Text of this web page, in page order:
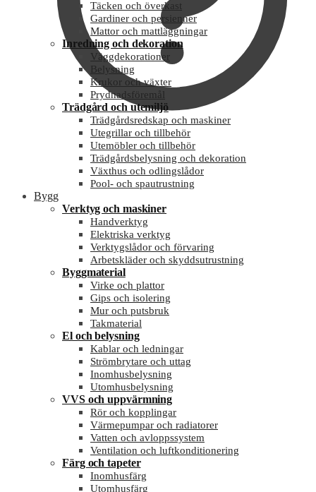
Täcken och överkast
Gardiner och persienner
Mattor och mattläggningar
Inredning och dekoration
Väggdekorationer
Belysning
Krukor och växter
Prydnadsföremål
Trädgård och utemiljö
Trädgårdsredskap och maskiner
Utegrillar och tillbehör
Utemöbler och tillbehör
Trädgårdsbelysning och dekoration
Växthus och odlingslådor
Pool- och spautrustning
Bygg
Verktyg och maskiner
Handverktyg
Elektriska verktyg
Verktygslådor och förvaring
Arbetskläder och skyddsutrustning
Byggmaterial
Virke och plattor
Gips och isolering
Mur och putsbruk
Takmaterial
El och belysning
Kablar och ledningar
Strömbrytare och uttag
Inomhusbelysning
Utomhusbelysning
VVS och uppvärmning
Rör och kopplingar
Värmepumpar och radiatorer
Vatten och avloppssystem
Ventilation och luftkonditionering
Färg och tapeter
Inomhusfärg
Utomhusfärg